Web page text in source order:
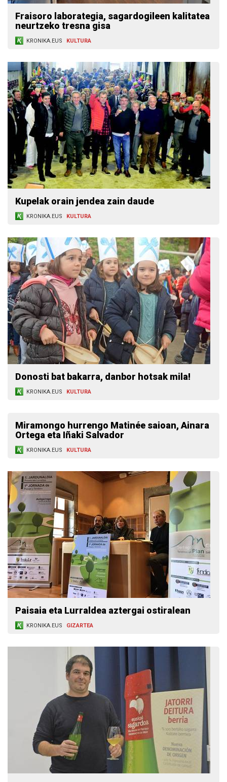
Fraisoro laborategia, sagardogileen kalitatea
neurtzeko tresna gisa
KRONIKA.EUS KULTURA
Kupelak orain jendea zain daude
KRONIKA.EUS KULTURA
Donosti bat bakarra, danbor hotsak mila!
KRONIKA.EUS KULTURA
Miramongo hurrengo Matinée saioan, Ainara
Ortega eta Iñaki Salvador
KRONIKA.EUS KULTURA
Paisaia eta Lurraldea aztergai ostiralean
KRONIKA.EUS GIZARTEA